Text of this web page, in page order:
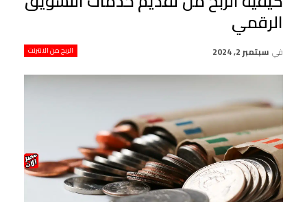
الرقمي
الربح من الانترنت في سبتمبر 2, 2024